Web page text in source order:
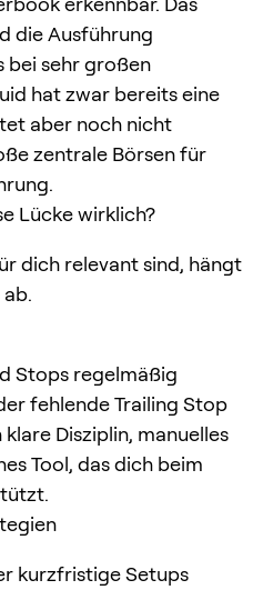
die Ausführung
bei sehr großen
hat zwar bereits eine
aber noch nicht
zentrale Börsen für
Lücke wirklich?
dich relevant sind, hängt
Stops regelmäßig
fehlende Trailing Stop
Disziplin, manuelles
Tool, das dich beim
kurzfristige Setups